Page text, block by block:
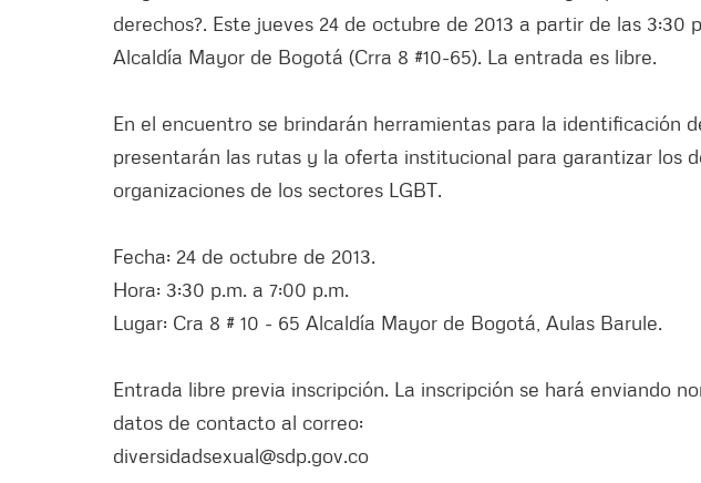
derechos?. Este jueves 24 de octubre de 2013 a partir de las 3:30
Alcaldía Mayor de Bogotá (Crra 8 #10-65). La entrada es libre.
En el encuentro se brindarán herramientas para la identificación
presentarán las rutas y la oferta institucional para garantizar los
organizaciones de los sectores LGBT.
Fecha: 24 de octubre de 2013.
Hora: 3:30 p.m. a 7:00 p.m.
Lugar: Cra 8 # 10 - 65 Alcaldía Mayor de Bogotá, Aulas Barule.
Entrada libre previa inscripción. La inscripción se hará enviando
datos de contacto al correo:
diversidadsexual@sdp.gov.co